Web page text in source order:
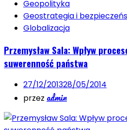
Geopolityka
Geostrategia i
Globalizacja
Przemysław Sala: Wpływ
suwerenność państwa
27/12/201328/05/2014
przez admin